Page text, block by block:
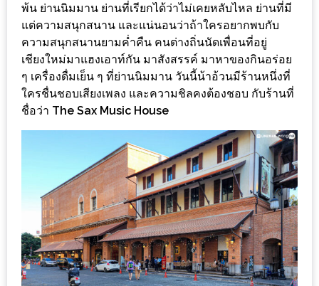
ค้า
แซ่บ
แม่ค้า
สวย
ร้าน
เชียงใหม่
ที่
ต้อง
ไป
ลอง
พ้น ย่านนิมมาน ย่านที่เรียกได้ว่าไม่เคยหลับไหล ย่านที่มี
แต่ความสนุกสนาน และแน่นอนว่าถ้าใครอยากพบกับ
ความสนุกสนานยามค่ำคืน คนต่างถิ่นนัดเพื่อนที่อยู่
เชียงใหม่มาแฮงเอาท์กัน มาสังสรรค์ มาหาของกินอร่อย
ๆ เครื่องดื่มเย็น ๆ ที่ย่านนิมมาน วันนี้น้าอ้วนมีร้านหนึ่งที่
ใครชื่นชอบเสียงเพลง และความชิลคงต้องชอบ กับร้านที่
ชื่อว่า The Sax Music House